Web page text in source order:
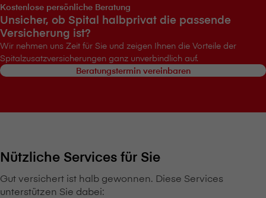
Kostenlose persönliche Beratung
Unsicher, ob Spital halbprivat die passende
Versicherung ist?
Wir nehmen uns Zeit für Sie und zeigen Ihnen die Vorteile der
Spitalzusatzversicherungen ganz unverbindlich auf.
Beratungstermin vereinbaren
Nützliche Services für Sie
Gut versichert ist halb gewonnen. Diese Services
unterstützen Sie dabei: